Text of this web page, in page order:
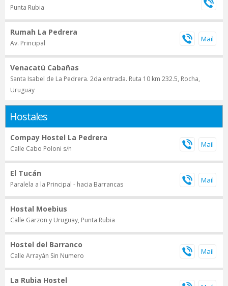
Punta Rubia
Rumah La Pedrera
Av. Principal
Venacatú Cabañas
Santa Isabel de La Pedrera. 2da entrada. Ruta 10 km 232.5, Rocha,
Uruguay
Hostales
Compay Hostel La Pedrera
Calle Cabo Poloni s/n
El Tucán
Paralela a la Principal - hacia Barrancas
Hostal Moebius
Calle Garzon y Uruguay, Punta Rubia
Hostel del Barranco
Calle Arrayán Sin Numero
La Rubia Hostel